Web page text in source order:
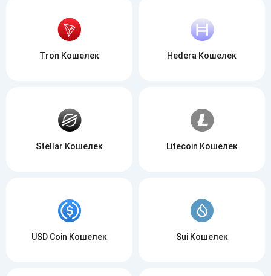
Tron Кошелек Hedera Кошелек
Stellar Кошелек Litecoin Кошелек
USD Coin Кошелек Sui Кошелек